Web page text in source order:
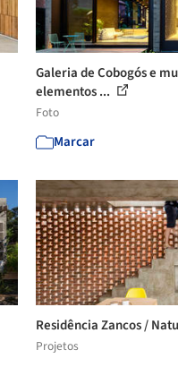
Galeria de Cobogós e
elementos ...
Foto
Marcar
Residência Zancos /
Projetos